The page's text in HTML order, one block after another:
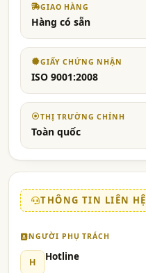
GIAO HÀNG
Hàng có sẵn
GIẤY CHỨNG NHẬN
ISO 9001:2008
THỊ TRƯỜNG CHÍNH
Toàn quốc
THÔNG TIN LIÊN HỆ
NGƯỜI PHỤ TRÁCH
H Hotline